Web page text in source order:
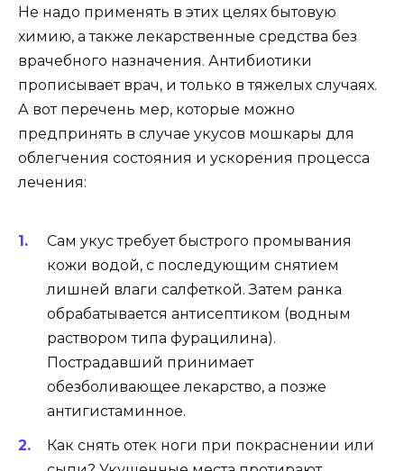
Не надо применять в этих целях бытовую
химию, а также лекарственные средства без
врачебного назначения. Антибиотики
прописывает врач, и только в тяжелых случаях.
А вот перечень мер, которые можно
предпринять в случае укусов мошкары для
облегчения состояния и ускорения процесса
лечения:
Сам укус требует быстрого промывания
кожи водой, с последующим снятием
лишней влаги салфеткой. Затем ранка
обрабатывается антисептиком (водным
раствором типа фурацилина).
Пострадавший принимает
обезболивающее лекарство, а позже
антигистаминное.
Как снять отек ноги при покраснении или